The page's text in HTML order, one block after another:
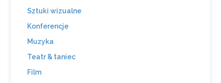
Sztuki wizualne
Konferencje
Muzyka
Teatr & taniec
Film